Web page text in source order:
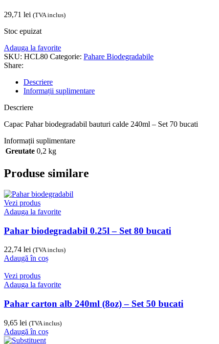
29,71 lei (TVA inclus)
Stoc epuizat
Adauga la favorite
SKU: HCL80 Categorie: Pahare Biodegradabile
Share:
Descriere
Informații suplimentare
Descriere
Capac Pahar biodegradabil bauturi calde 240ml – Set 70 bucati
Informații suplimentare
Greutate 0,2 kg
Produse similare
Vezi produs
Adauga la favorite
Pahar biodegradabil 0.25l – Set 80 bucati
22,74 lei (TVA inclus)
Adaugă în coș
Vezi produs
Adauga la favorite
Pahar carton alb 240ml (8oz) – Set 50 bucati
9,65 lei (TVA inclus)
Adaugă în coș